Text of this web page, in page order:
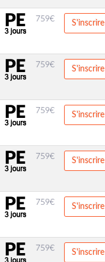
759€ S'inscrire
759€ S'inscrire
759€ S'inscrire
759€ S'inscrire
759€ S'inscrire
759€ S'inscrire